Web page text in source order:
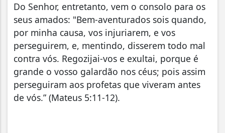
Do Senhor, entretanto, vem o consolo para os
seus amados: "Bem-aventurados sois quando,
por minha causa, vos injuriarem, e vos
perseguirem, e, mentindo, disserem todo mal
contra vós. Regozijai-vos e exultai, porque é
grande o vosso galardão nos céus; pois assim
perseguiram aos profetas que viveram antes
de vós.” (Mateus 5:11-12).